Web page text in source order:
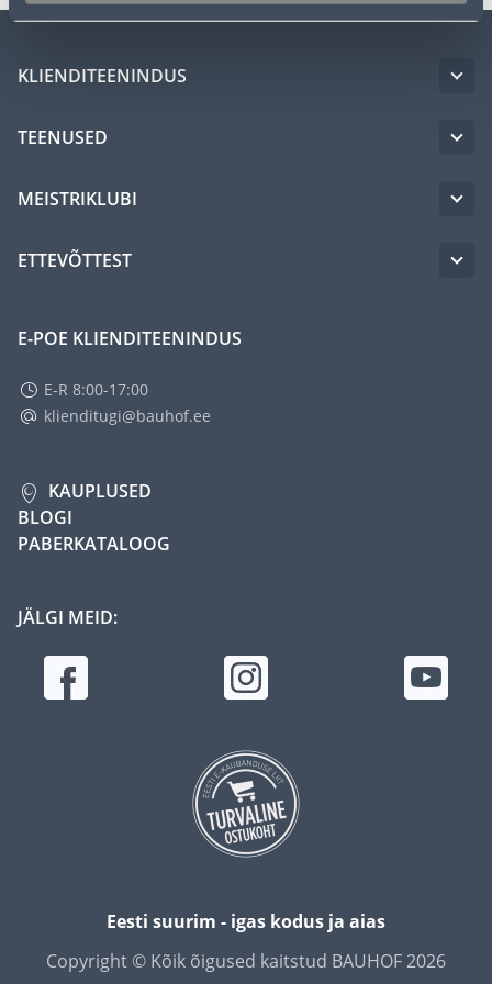
KLIENDITEENINDUS
TEENUSED
MEISTRIKLUBI
ETTEVÕTTEST
E-POE KLIENDITEENINDUS
E-R 8:00-17:00
klienditugi@bauhof.ee
KAUPLUSED
BLOGI
PABERKATALOOG
JÄLGI MEID:
Eesti suurim - igas kodus ja aias
Copyright © Kõik õigused kaitstud BAUHOF 2026